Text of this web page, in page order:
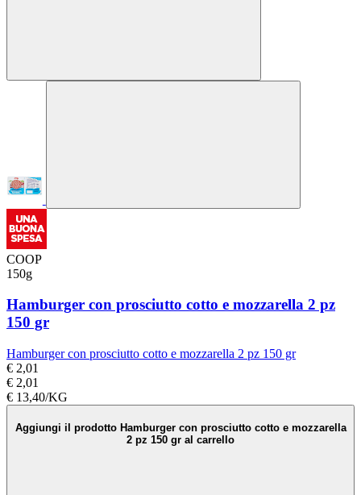
COOP
150g
Hamburger con prosciutto cotto e mozzarella 2 pz
150 gr
Hamburger con prosciutto cotto e mozzarella 2 pz 150 gr
€ 2,01
€ 2,01
€ 13,40/KG
Aggiungi il prodotto Hamburger con prosciutto cotto e mozzarella
2 pz 150 gr al carrello